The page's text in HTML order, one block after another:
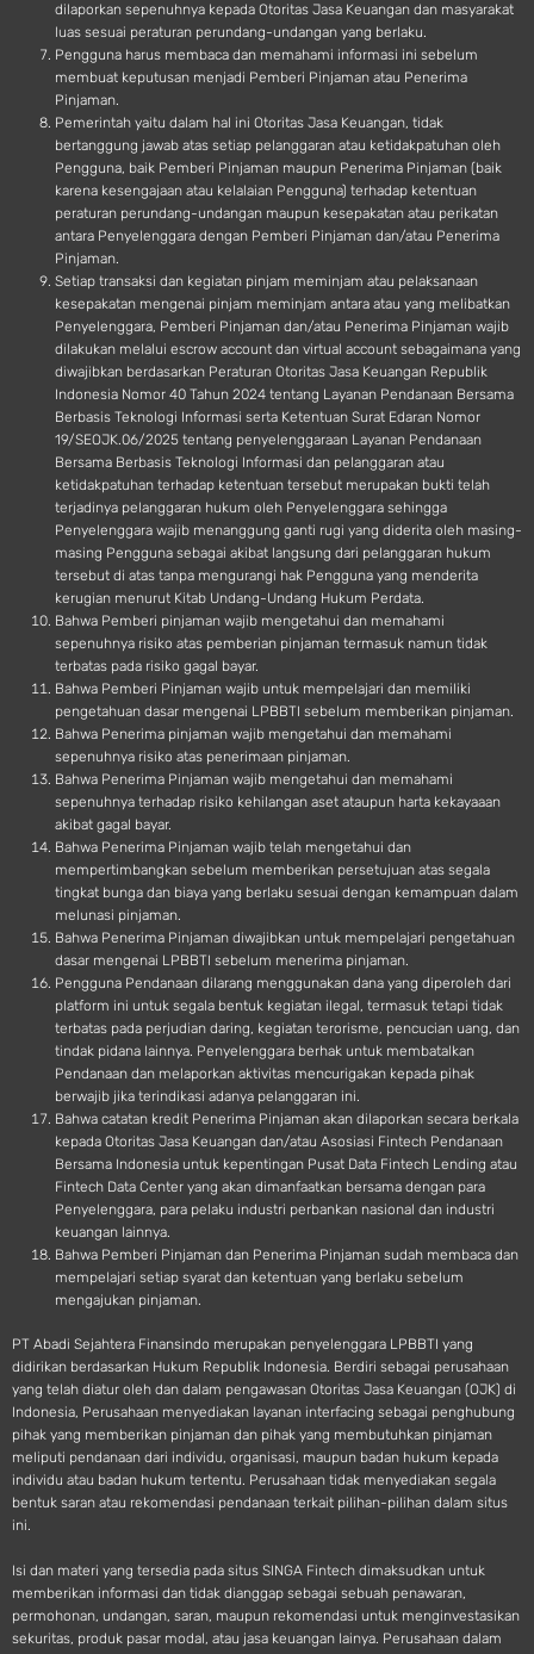
dilaporkan sepenuhnya kepada Otoritas Jasa Keuangan dan masyarakat
luas sesuai peraturan perundang-undangan yang berlaku.
Pengguna harus membaca dan memahami informasi ini sebelum
membuat keputusan menjadi Pemberi Pinjaman atau Penerima
Pinjaman.
Pemerintah yaitu dalam hal ini Otoritas Jasa Keuangan, tidak
bertanggung jawab atas setiap pelanggaran atau ketidakpatuhan oleh
Pengguna, baik Pemberi Pinjaman maupun Penerima Pinjaman (baik
karena kesengajaan atau kelalaian Pengguna) terhadap ketentuan
peraturan perundang-undangan maupun kesepakatan atau perikatan
antara Penyelenggara dengan Pemberi Pinjaman dan/atau Penerima
Pinjaman.
Setiap transaksi dan kegiatan pinjam meminjam atau pelaksanaan
kesepakatan mengenai pinjam meminjam antara atau yang melibatkan
Penyelenggara, Pemberi Pinjaman dan/atau Penerima Pinjaman wajib
dilakukan melalui escrow account dan virtual account sebagaimana yang
diwajibkan berdasarkan Peraturan Otoritas Jasa Keuangan Republik
Indonesia Nomor 40 Tahun 2024 tentang Layanan Pendanaan Bersama
Berbasis Teknologi Informasi serta Ketentuan Surat Edaran Nomor
19/SEOJK.06/2025 tentang penyelenggaraan Layanan Pendanaan
Bersama Berbasis Teknologi Informasi dan pelanggaran atau
ketidakpatuhan terhadap ketentuan tersebut merupakan bukti telah
terjadinya pelanggaran hukum oleh Penyelenggara sehingga
Penyelenggara wajib menanggung ganti rugi yang diderita oleh masing-
masing Pengguna sebagai akibat langsung dari pelanggaran hukum
tersebut di atas tanpa mengurangi hak Pengguna yang menderita
kerugian menurut Kitab Undang-Undang Hukum Perdata.
Bahwa Pemberi pinjaman wajib mengetahui dan memahami
sepenuhnya risiko atas pemberian pinjaman termasuk namun tidak
terbatas pada risiko gagal bayar.
Bahwa Pemberi Pinjaman wajib untuk mempelajari dan memiliki
pengetahuan dasar mengenai LPBBTI sebelum memberikan pinjaman.
Bahwa Penerima pinjaman wajib mengetahui dan memahami
sepenuhnya risiko atas penerimaan pinjaman.
Bahwa Penerima Pinjaman wajib mengetahui dan memahami
sepenuhnya terhadap risiko kehilangan aset ataupun harta kekayaaan
akibat gagal bayar.
Bahwa Penerima Pinjaman wajib telah mengetahui dan
mempertimbangkan sebelum memberikan persetujuan atas segala
tingkat bunga dan biaya yang berlaku sesuai dengan kemampuan dalam
melunasi pinjaman.
Bahwa Penerima Pinjaman diwajibkan untuk mempelajari pengetahuan
dasar mengenai LPBBTI sebelum menerima pinjaman.
Pengguna Pendanaan dilarang menggunakan dana yang diperoleh dari
platform ini untuk segala bentuk kegiatan ilegal, termasuk tetapi tidak
terbatas pada perjudian daring, kegiatan terorisme, pencucian uang, dan
tindak pidana lainnya. Penyelenggara berhak untuk membatalkan
Pendanaan dan melaporkan aktivitas mencurigakan kepada pihak
berwajib jika terindikasi adanya pelanggaran ini.
Bahwa catatan kredit Penerima Pinjaman akan dilaporkan secara berkala
kepada Otoritas Jasa Keuangan dan/atau Asosiasi Fintech Pendanaan
Bersama Indonesia untuk kepentingan Pusat Data Fintech Lending atau
Fintech Data Center yang akan dimanfaatkan bersama dengan para
Penyelenggara, para pelaku industri perbankan nasional dan industri
keuangan lainnya.
Bahwa Pemberi Pinjaman dan Penerima Pinjaman sudah membaca dan
mempelajari setiap syarat dan ketentuan yang berlaku sebelum
mengajukan pinjaman.
PT Abadi Sejahtera Finansindo merupakan penyelenggara LPBBTI yang
didirikan berdasarkan Hukum Republik Indonesia. Berdiri sebagai perusahaan
yang telah diatur oleh dan dalam pengawasan Otoritas Jasa Keuangan (OJK) di
Indonesia, Perusahaan menyediakan layanan interfacing sebagai penghubung
pihak yang memberikan pinjaman dan pihak yang membutuhkan pinjaman
meliputi pendanaan dari individu, organisasi, maupun badan hukum kepada
individu atau badan hukum tertentu. Perusahaan tidak menyediakan segala
bentuk saran atau rekomendasi pendanaan terkait pilihan-pilihan dalam situs
ini.
Isi dan materi yang tersedia pada situs SINGA Fintech dimaksudkan untuk
memberikan informasi dan tidak dianggap sebagai sebuah penawaran,
permohonan, undangan, saran, maupun rekomendasi untuk menginvestasikan
sekuritas, produk pasar modal, atau jasa keuangan lainya. Perusahaan dalam